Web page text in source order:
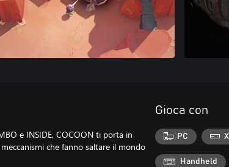
e INSIDE, COCOON ti porta in
che fanno saltare il mondo
Gioca con
PC
Handheld